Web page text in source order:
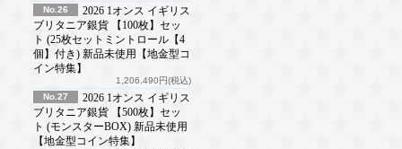
No.26
2026 1オンス イギリス
ブリタニア銀貨 【100枚】セッ
ト (25枚セットミントロール【4
個】付き) 新品未使用【地金型コ
イン特集】
1,206,490円(税込)
No.27
2026 1オンス イギリス
ブリタニア銀貨 【500枚】セッ
ト (モンスターBOX) 新品未使用
【地金型コイン特集】